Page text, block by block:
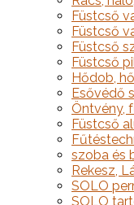
Füstcső
Füstcső
Füstcső
Füstcső
Hődob,
Esővédő
Öntvény,
Füstcső
szoba és
Rekesz,
SOLO
SOLO